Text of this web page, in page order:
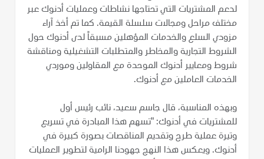
لدعم المشتريات التي تحتاجها نشاطات وعمليات أدنوك عبر
مختلف مراحل ومجالات سلسلة القيمة. كما تم أخذ آراء
مزودي السلع والخدمات المؤهلين مسبقاً لدى أدنوك حول
الشروط التجارية والمخاطر والمتطلبات التشغيلية ومناقشة
شروط ومعايير أدنوك الموحدة مع المقاولين وموردي
الخدمات العاملين مع أدنوك.
وبهذه المناسبة، قال جاسم سعيد، نائب رئيس أول
للمشتريات في أدنوك: "تسهم هذا المبادرة في تسريع
وتيرة عملية طرح وتقديم المناقصات بصورة كبيرة في
أدنوك. ويعكس هذا النهج جهودنا الرامية لتطوير العمليات